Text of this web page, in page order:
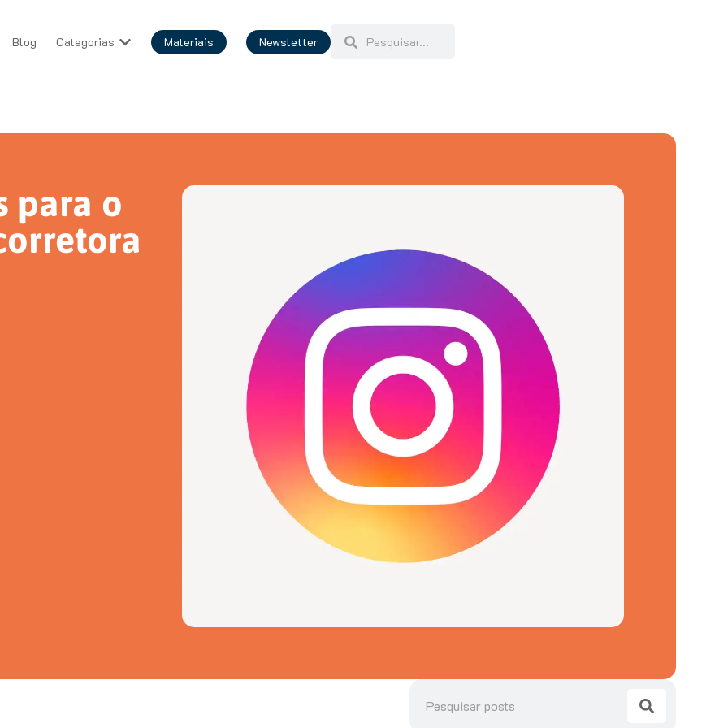
Blog Categorias Materiais Newsletter
para o